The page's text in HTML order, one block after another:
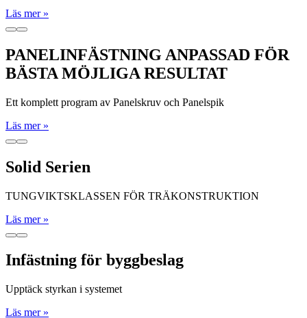
Läs mer »
PANELINFÄSTNING ANPASSAD FÖR
BÄSTA MÖJLIGA RESULTAT
Ett komplett program av Panelskruv och Panelspik
Läs mer »
Solid Serien
TUNGVIKTSKLASSEN FÖR TRÄKONSTRUKTION
Läs mer »
Infästning för byggbeslag
Upptäck styrkan i systemet
Läs mer »